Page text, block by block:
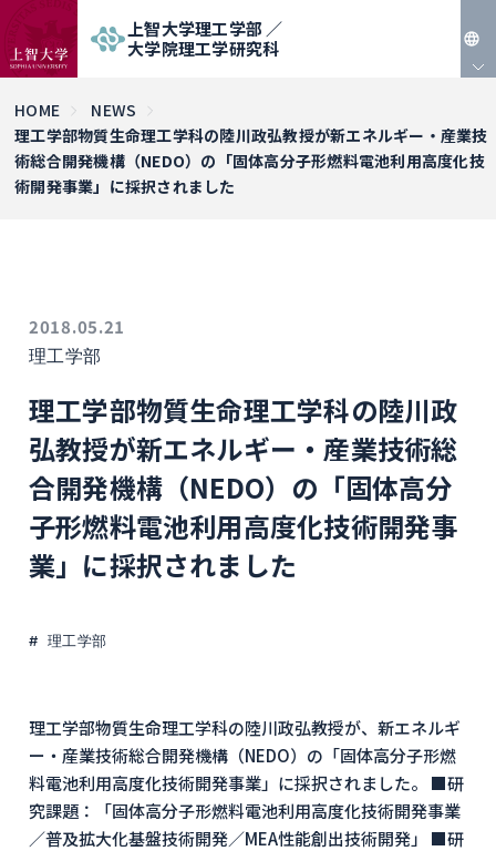
上智大学理工学部 ／
大学院理工学研究科
EN
HOME
NEWS
理工学部物質生命理工学科の陸川政弘教授が新エネルギー・産業技
術総合開発機構（NEDO）の「固体高分子形燃料電池利用高度化技
術開発事業」に採択されました
2018.05.21
理工学部
理工学部物質生命理工学科の陸川政
弘教授が新エネルギー・産業技術総
合開発機構（NEDO）の「固体高分
子形燃料電池利用高度化技術開発事
業」に採択されました
理工学部
理工学部物質生命理工学科の陸川政弘教授が、新エネルギ
ー・産業技術総合開発機構（NEDO）の「固体高分子形燃
料電池利用高度化技術開発事業」に採択されました。 ■研
究課題：「固体高分子形燃料電池利用高度化技術開発事業
／普及拡大化基盤技術開発／MEA性能創出技術開発」 ■研